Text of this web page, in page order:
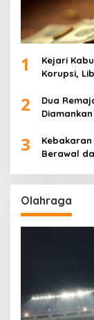
1
Kejari
Korupsi,
2
Dua
3
Berawal
Olahraga